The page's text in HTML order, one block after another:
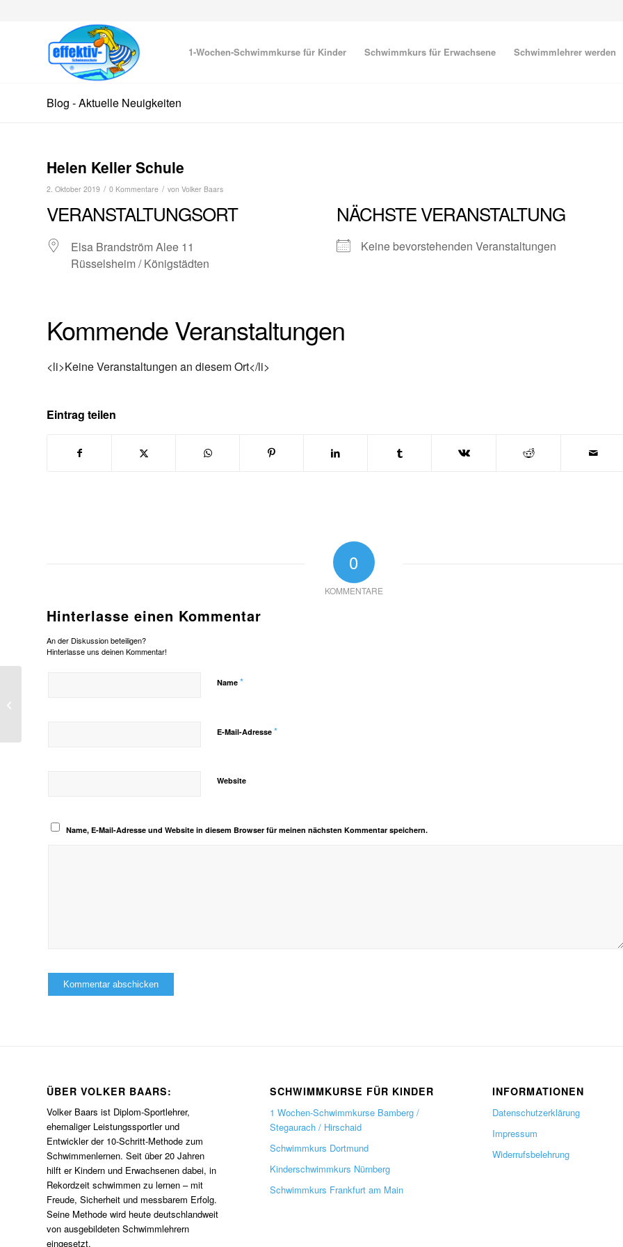
1-Wochen-Schwimmkurse für Kinder Schwimmkurs für Erwachsene Schwimmlehrer werden
Blog - Aktuelle Neuigkeiten
Helen Keller Schule
2. Oktober 2019 / 0 Kommentare / von Volker Baars
VERANSTALTUNGSORT
Elsa Brandström Alee 11
Rüsselsheim / Königstädten
NÄCHSTE VERANSTALTUNG
Keine bevorstehenden Veranstaltungen
Kommende Veranstaltungen
<li>Keine Veranstaltungen an diesem Ort</li>
Eintrag teilen
0
KOMMENTARE
Hinterlasse einen Kommentar
An der Diskussion beteiligen?
Hinterlasse uns deinen Kommentar!
Name *
E-Mail-Adresse *
Website
Name, E-Mail-Adresse und Website in diesem Browser für meinen nächsten Kommentar speichern.
ÜBER VOLKER BAARS:
Volker Baars ist Diplom-Sportlehrer,
ehemaliger Leistungssportler und
Entwickler der 10-Schritt-Methode zum
Schwimmenlernen. Seit über 20 Jahren
hilft er Kindern und Erwachsenen dabei, in
Rekordzeit schwimmen zu lernen – mit
Freude, Sicherheit und messbarem Erfolg.
Seine Methode wird heute deutschlandweit
von ausgebildeten Schwimmlehrern
eingesetzt.
SCHWIMMKURSE FÜR KINDER
1 Wochen-Schwimmkurse Bamberg /
Stegaurach / Hirschaid
Schwimmkurs Dortmund
Kinderschwimmkurs Nürnberg
Schwimmkurs Frankfurt am Main
INFORMATIONEN
Datenschutzerklärung
Impressum
Widerrufsbelehrung